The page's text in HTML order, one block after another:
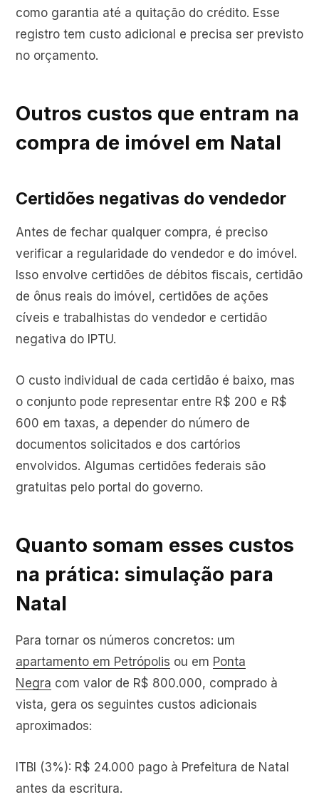
como garantia até a quitação do crédito. Esse
registro tem custo adicional e precisa ser previsto
no orçamento.
Outros custos que entram na
compra de imóvel em Natal
Certidões negativas do vendedor
Antes de fechar qualquer compra, é preciso
verificar a regularidade do vendedor e do imóvel.
Isso envolve certidões de débitos fiscais, certidão
de ônus reais do imóvel, certidões de ações
cíveis e trabalhistas do vendedor e certidão
negativa do IPTU.
O custo individual de cada certidão é baixo, mas
o conjunto pode representar entre R$ 200 e R$
600 em taxas, a depender do número de
documentos solicitados e dos cartórios
envolvidos. Algumas certidões federais são
gratuitas pelo portal do governo.
Quanto somam esses custos
na prática: simulação para
Natal
Para tornar os números concretos: um
apartamento em Petrópolis ou em Ponta
Negra com valor de R$ 800.000, comprado à
vista, gera os seguintes custos adicionais
aproximados:
ITBI (3%): R$ 24.000 pago à Prefeitura de Natal
antes da escritura.